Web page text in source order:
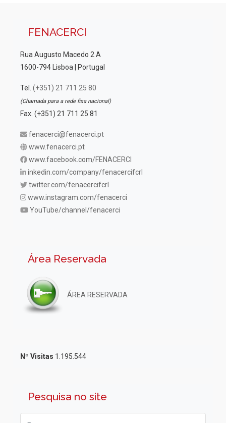
FENACERCI
Rua Augusto Macedo 2 A
1600-794 Lisboa | Portugal
Tel. (+351) 21 711 25 80
(Chamada para a rede fixa nacional)
Fax. (+351) 21 711 25 81
fenacerci@fenacerci.pt
www.fenacerci.pt
www.facebook.com/FENACERCI
inkedin.com/company/fenacercifcrl
twitter.com/fenacercifcrl
www.instagram.com/fenacerci
YouTube/channel/fenacerci
Área Reservada
ÁREA RESERVADA
Nº Visitas 1.195.544
Pesquisa no site